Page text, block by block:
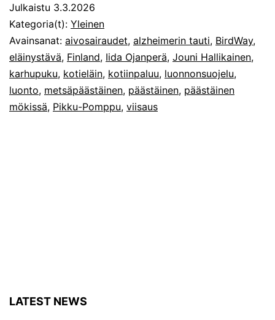
Julkaistu 3.3.2026
Kategoria(t): Yleinen
Avainsanat: aivosairaudet, alzheimerin tauti, BirdWay,
eläinystävä, Finland, Iida Ojanperä, Jouni Hallikainen,
karhupuku, kotieläin, kotiinpaluu, luonnonsuojelu,
luonto, metsäpäästäinen, päästäinen, päästäinen
mökissä, Pikku-Pomppu, viisaus
LATEST NEWS